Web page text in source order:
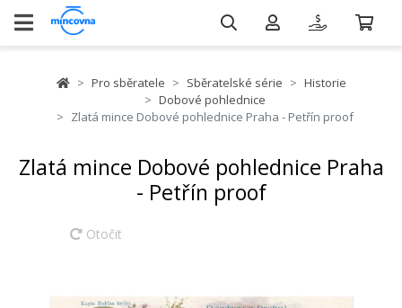
Pro sběratele Sběratelské série
Historie
Dobové pohlednice
Zlatá mince Dobové pohlednice Praha - Petřín proof
Zlatá mince Dobové pohlednice Praha
- Petřín proof
Otočit